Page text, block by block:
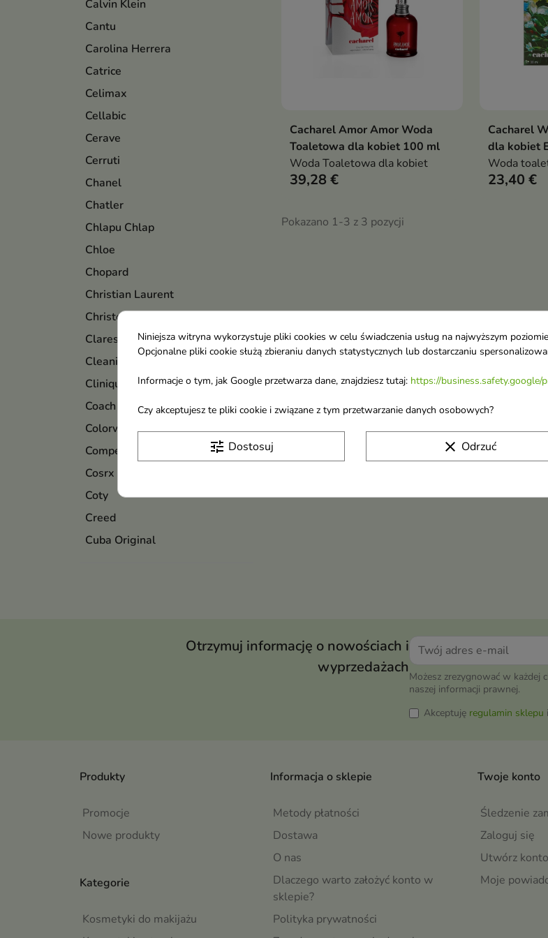
Calvin Klein
Cantu
Carolina Herrera
Catrice
Celimax
Cellabic
Cerave
Cerruti
Chanel
Chatler
Chlapu Chlap
Chloe
Chopard
Christian Laurent
Christopher Dark
Claresa
Cleanic
Clinique
Coach
Colorwin
Compeed
Cosrx
Coty
Creed
Cuba Original
Dodaj do koszyka
Cacharel Amor Amor Woda
Toaletowa dla kobiet 100 ml
Woda Toaletowa dla kobiet
39,28 €

Cacharel
dla kobiet
Woda
23,40 €
Pokazano 1-3 z 3 pozycji
Otrzymuj informację o nowościach i
wyprzedażach
Możesz zrezygnować w każdej
naszej informacji prawnej.
Akceptuję regulamin sklepu i
Produkty
Promocje
Nowe produkty
Informacja o sklepie
Metody płatności
Dostawa
O nas
Dlaczego warto założyć konto w
sklepie?
Polityka prywatności
Kategorie
Kosmetyki do makijażu
Twoje konto
Śledzenie
Zaloguj się
Utwórz konto
Moje
Niniejsza witryna wykorzystuje pliki cookies w celu świadczenia usług na najwyższym
Opcjonalne pliki cookie służą zbieraniu danych statystycznych lub dostarczaniu
Informacje o tym, jak Google przetwarza dane, znajdziesz tutaj: https://business.safety.google/
Czy akceptujesz te pliki cookie i związane z tym przetwarzanie danych osobowych?
tune Dostosuj clear Odrzuć